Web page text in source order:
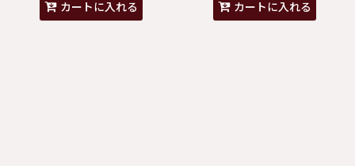
カートに入れる カートに入れる